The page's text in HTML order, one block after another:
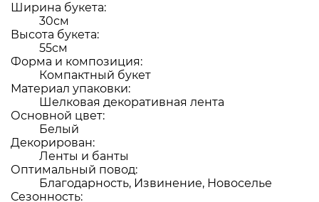
Ширина букета:
30см
Высота букета:
55см
Форма и композиция:
Компактный букет
Материал упаковки:
Шелковая декоративная лента
Основной цвет:
Белый
Декорирован:
Ленты и банты
Оптимальный повод:
Благодарность, Извинение, Новоселье
Сезонность: